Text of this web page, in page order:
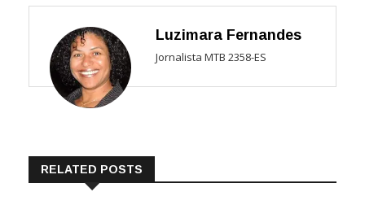
Luzimara Fernandes
Jornalista MTB 2358-ES
RELATED POSTS